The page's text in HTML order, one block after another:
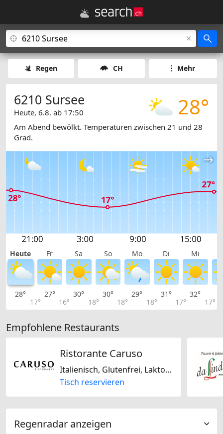
Regen CH Mehr
28°
6210 Sursee
Heute, 6.8. ab 17:50
Am Abend bewölkt. Temperaturen zwischen 21 und 28
Grad.
Heute Fr Sa So Mo Di Mi
28°
17°
27°
16°
30°
18°
30°
18°
29°
18°
31°
17°
32°
17°
Empfohlene Restaurants
Ristorante Caruso
Italienisch, Glutenfrei, Laktosefrei
Tisch reservieren
Regenradar anzeigen